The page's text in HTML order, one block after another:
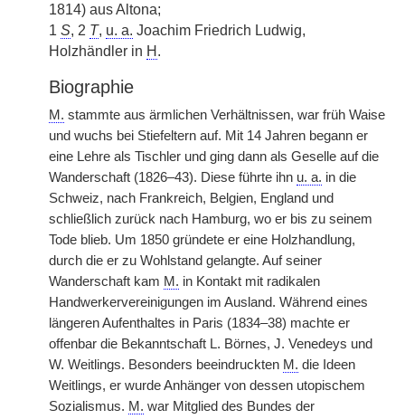
1814) aus Altona;
1 S, 2 T, u. a. Joachim Friedrich Ludwig,
Holzhändler in H .
Biographie
M. stammte aus ärmlichen Verhältnissen, war früh Waise
und wuchs bei Stiefeltern auf. Mit 14 Jahren begann er
eine Lehre als Tischler und ging dann als Geselle auf die
Wanderschaft (1826–43). Diese führte ihn u. a. in die
Schweiz, nach Frankreich, Belgien, England und
schließlich zurück nach Hamburg, wo er bis zu seinem
Tode blieb. Um 1850 gründete er eine Holzhandlung,
durch die er zu Wohlstand gelangte. Auf seiner
Wanderschaft kam M. in Kontakt mit radikalen
Handwerkervereinigungen im Ausland. Während eines
längeren Aufenthaltes in Paris (1834–38) machte er
offenbar die Bekanntschaft L. Börnes, J. Venedeys und
W. Weitlings. Besonders beeindruckten M. die Ideen
Weitlings, er wurde Anhänger von dessen utopischem
Sozialismus. M. war Mitglied des Bundes der